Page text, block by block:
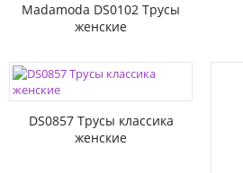
Madamoda DS0102 Трусы
женские
DS0857 Трусы классика
женские